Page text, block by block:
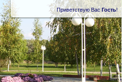
Приветствую Вас Гость!